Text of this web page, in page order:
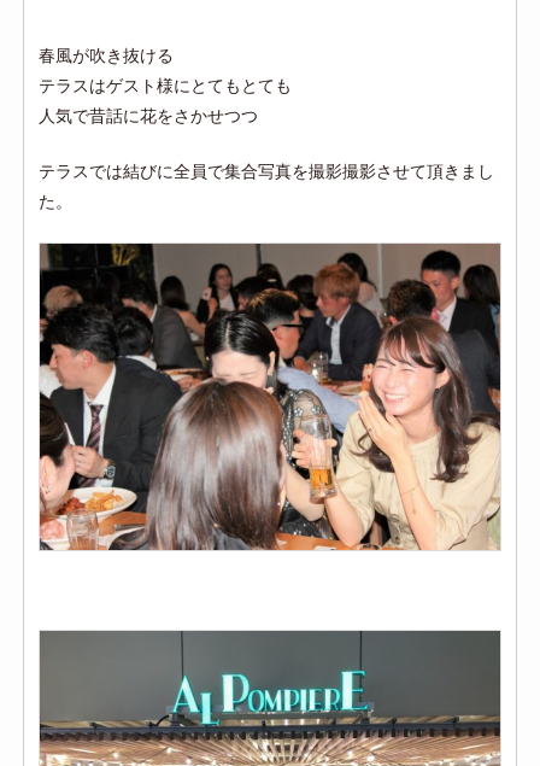
春風が吹き抜ける
テラスはゲスト様にとてもとても
人気で昔話に花をさかせつつ
テラスでは結びに全員で集合写真を撮影撮影させて頂きまし
た。